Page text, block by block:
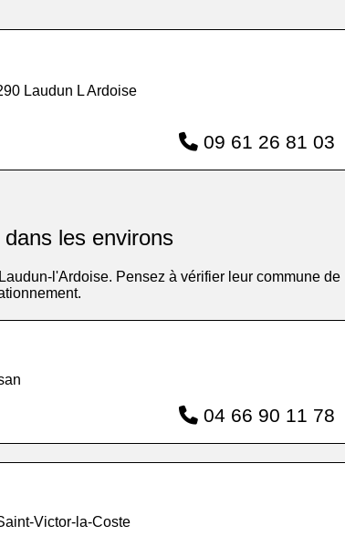
Laudun L Ardoise
09 61 26 81 03
les environs
l'Ardoise. Pensez à vérifier leur commune de
04 66 90 11 78
Victor-la-Coste